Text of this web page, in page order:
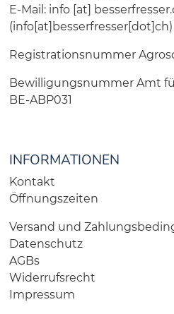
E-Mail: info [at]
(info[at]besserfresser[dot]ch)
Registrationsnummer
Bewilligungsnummer Amt
BE-ABP031
INFORMATIONEN
Kontakt
Öffnungszeiten
Versand und
Datenschutz
AGBs
Widerrufsrecht
Impressum